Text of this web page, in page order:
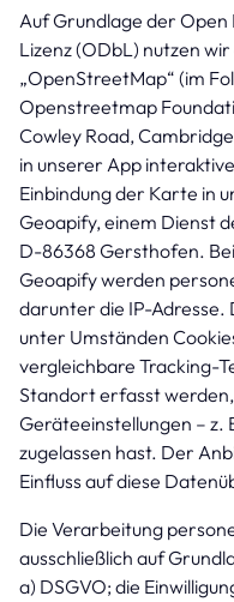
Auf Grundlage der
Lizenz (ODbL) nutzen
„OpenStreetMap“ (im
Openstreetmap
Cowley Road,
in unserer App
Einbindung der Karte in
Geoapify, einem Dienst
D-86368 Gersthofen.
Geoapify werden
darunter die IP-Adresse.
unter Umständen
vergleichbare Tracking-
Standort erfasst werden,
Geräteeinstellungen – z.
zugelassen hast. Der
Einfluss auf diese
Die Verarbeitung
ausschließlich auf
a) DSGVO; die